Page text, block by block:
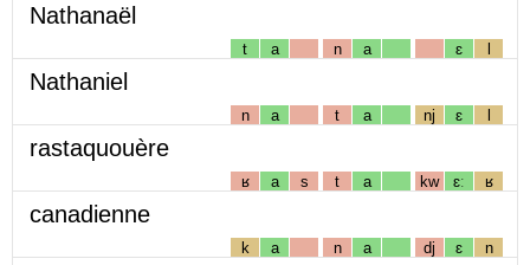
Nathanaël
t a n a ɛ l
Nathaniel
n a t a nj ɛ l
rastaquouère
ʁ a s t a kw ɛː ʁ
canadienne
k a n a dj ɛ n